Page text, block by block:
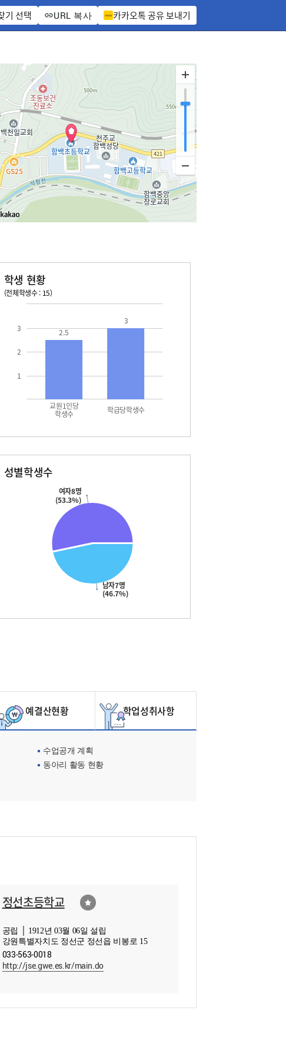
기 선택 URL 복사 카카오톡 공유 보내기
08. 14 금 - 여름방학
08. 15 토 - 광복절
08. 17 월 - 여름방학
08. 18 화 - 여름방학
08. 19 수 - 여름방학
08. 20 목 - 여름방학
학생 현황
(전체학생수 : 15)
1
2
3
교원1인당
학생수 학급당학생수
2.5
3
성별학생수
남자7명
(46.7%)
여자8명
(53.3%)
예결산현황 학업성취사항
수업공개 계획
동아리 활동 현황
정선초등학교
공립 │ 1912년 03월 06일 설립
강원특별자치도 정선군 정선읍 비봉로 15
033-563-0018
http://jse.gwe.es.kr/main.do